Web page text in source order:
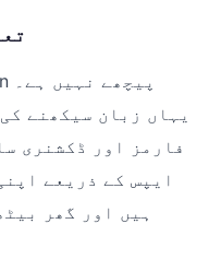
5.
یہاں زبان سیکھنے
فارمز اور ڈکشنری
ایپس کے ذریعے
ہیں اور گھر